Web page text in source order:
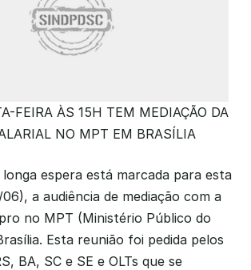
FEIRA ÀS 15H TEM MEDIAÇÃO DA
NO MPT EM BRASÍLIA
espera está marcada para esta
a audiência de mediação com a
no MPT (Ministério Público do
Esta reunião foi pedida pelos
BA, SC e SE e OLTs que se